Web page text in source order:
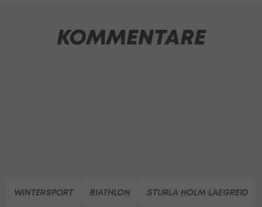
KOMMENTARE
WINTERSPORT BIATHLON STURLA HOLM LAEGREID